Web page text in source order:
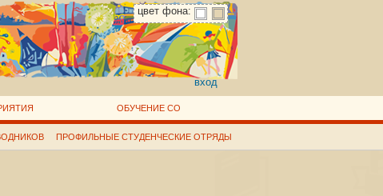
вход
ОБУЧЕНИЕ СО
ПРОФИЛЬНЫЕ СТУДЕНЧЕСКИЕ ОТРЯДЫ
цвет фона: